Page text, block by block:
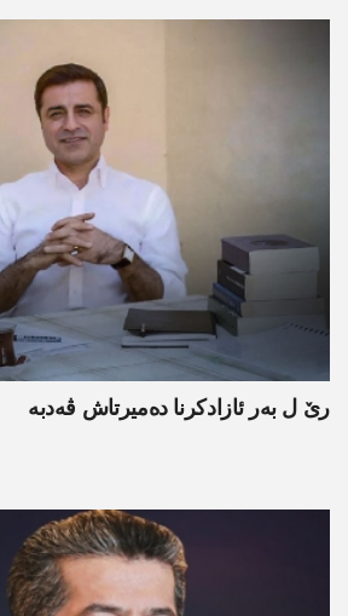
رێ ل بەر ئازادکرنا دەمیرتاش ڤەدبە